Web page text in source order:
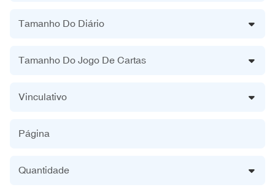
Tamanho Do Diário
Tamanho Do Jogo De Cartas
Vinculativo
Página
Quantidade